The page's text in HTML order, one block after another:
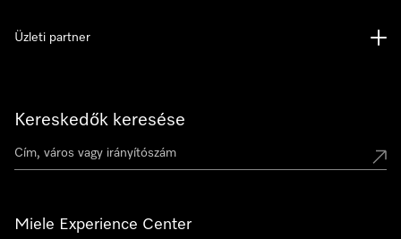
Kereskedők keresése
Miele Experience Center
Üzleti partner